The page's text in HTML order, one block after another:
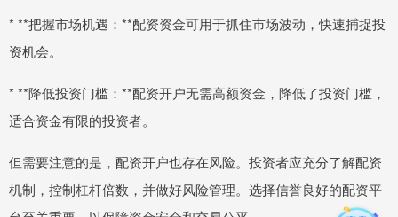
* **把握市场机遇：**配资资金可用于抓住市场波动，快速捕捉投
资机会。
* **降低投资门槛：**配资开户无需高额资金，降低了投资门槛，
适合资金有限的投资者。
但需要注意的是，配资开户也存在风险。投资者应充分了解配资
机制，控制杠杆倍数，并做好风险管理。选择信誉良好的配资平